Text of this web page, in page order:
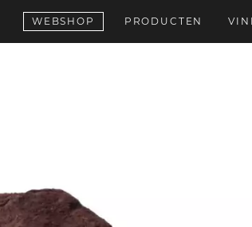
WEBSHOP PRODUCTEN